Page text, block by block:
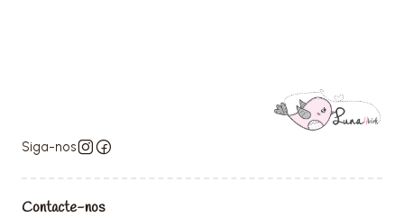
Siga-nos
Contacte-nos